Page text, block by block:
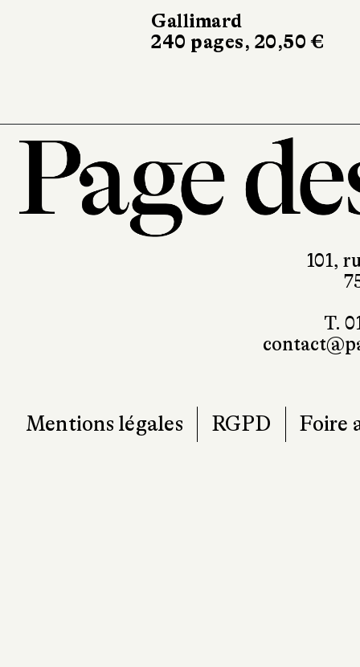
Gallimard
240 pages, 20,50 €
101,
T.
Mentions légales RGPD Foire